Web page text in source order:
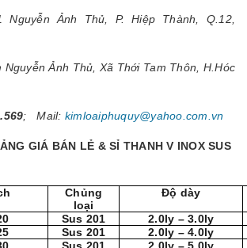
Nguyễn Ảnh Thủ, P. Hiệp Thành, Q.12,
Nguyễn Ảnh Thủ, Xã Thới Tam Thôn, H.Hóc
; Mail: kimloaiphuquy@yahoo.com.vn
GIÁ BÁN LẺ & SỈ THANH V INOX SUS
Chủng
loại
Độ dày
Sus 201
2.0ly – 3.0ly
Sus 201
2.0ly – 4.0ly